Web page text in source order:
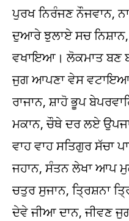
ਪੁਰਖ ਨਿਰੰਜਣ ਨੌਜਵਾਨ,
ਦੁਆਰੇ ਝੁਲਾਏ ਸਚ ਨਿਸ਼ਾਨ,
ਵਖਾਇਆ। ਲੋਕਮਾਤ ਬਣ
ਜੁਗ ਆਪਣਾ ਵੇਸ ਵਟਾਇਆ
ਰਾਜਾਨ, ਸ਼ਾਹੋ ਭੂਪ
ਮਕਾਨ, ਚੌਥੇ ਦਰ ਲਏ
ਵਾਹ ਵਾਹ ਸਤਿਗੁਰ ਸੱਚਾ
ਜਹਾਨ, ਸੰਤਨ ਲੇਖਾ ਆਪ
ਚਤੁਰ ਸੁਜਾਨ, ਤ੍ਰਿਸ਼ਨਾ
ਦੇਵੇ ਜੀਆ ਦਾਨ, ਜੀਵਣ